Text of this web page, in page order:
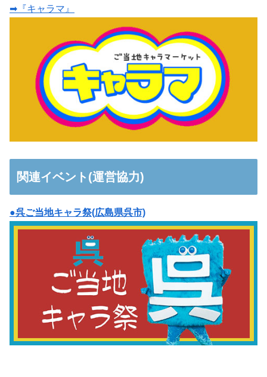
➡『キャラマ』
関連イベント(運営協力)
●呉ご当地キャラ祭(広島県呉市)